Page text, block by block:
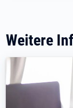
Weitere